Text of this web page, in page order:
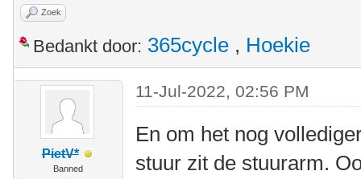
Zoek
Bedankt door: 365cycle , Hoekie
PietV*
Banned
11-Jul-2022, 02:56 PM
En om het nog
stuur zit de stuurarm.